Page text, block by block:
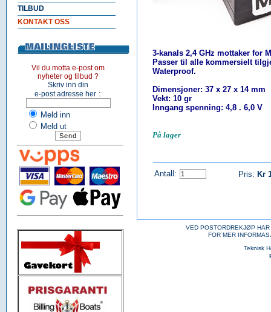
TILBUD
KONTAKT OSS
Vil du motta e-post om
nyheter og tilbud ?
Skriv inn din
e-post adresse her :
Meld inn
Meld ut
3-kanals 2,4 GHz mottaker for
Passer til alle kommersielt
Waterproof.
Dimensjoner: 37 x 27 x 14 mm
Vekt: 10 gr
Inngang spenning: 4,8 . 6,0 V
På lager
Antall: Pris: Kr
VED POSTORDREKJØP
FOR MER
Teknisk